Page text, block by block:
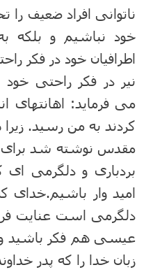
ناتوانی افراد ضعیف
خود نباشیم و بلکه
اطرافیان خود در فکر
نیر در فکر راحتی
می فرماید: اهانتهای
کردند به من رسید.
مقدس نوشته شد برای
بردباری و دلگرمی
امید وار
دلگرمی است عنایت
عیسی هم فکر باشید
زبان خدا را که پدر